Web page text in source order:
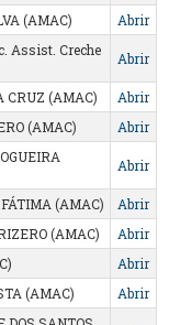
(AMAC)
Abrir
Assist. Creche
Abrir
CRUZ (AMAC)
Abrir
(AMAC)
Abrir
Abrir
(AMAC)
Abrir
(AMAC)
Abrir
Abrir
(AMAC)
Abrir